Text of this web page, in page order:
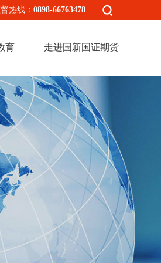
热线： 0898-66763478
育 走进国新国证期货